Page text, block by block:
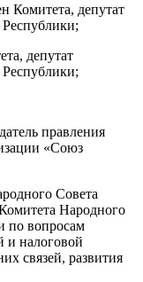
Комитета, депутат
депутат
правления
«Союз
Совета
Народного
по вопросам
и налоговой
связей, развития